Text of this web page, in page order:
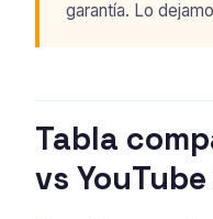
garantía. Lo
Tabla
vs